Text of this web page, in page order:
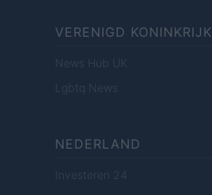
VERENIGD KONINKRIJK
News Hub UK
Lgbtq News
NEDERLAND
Investeren 24